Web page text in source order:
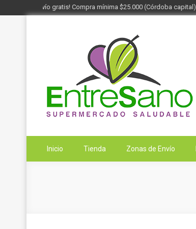
¡Envío gratis! Compra mínima $25.000 (Córdoba capital)
Entresano
Inicio Tienda Zonas de Envío